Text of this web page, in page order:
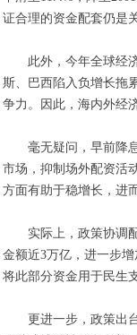
证合理的资金配套仍是
此外，今年全球经
斯、巴西陷入负增长拖
争力。因此，海内外经
毫无疑问，早前降
市场，抑制场外配资活
方面有助于稳增长，进
实际上，政策协调
金额近3万亿，进一步
将此部分资金用于民生
更进一步，政策出